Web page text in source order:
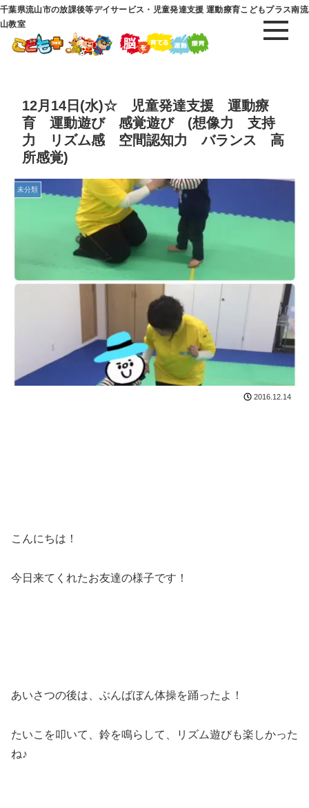
千葉県流山市の放課後等デイサービス・児童発達支援 運動療育こどもプラス南流
山教室
12月14日(水)☆ 児童発達支援 運動療
育 運動遊び 感覚遊び (想像力 支持
力 リズム感 空間認知力 バランス 高
所感覚)
未分類
2016.12.14
こんにちは！
今日来てくれたお友達の様子です！
あいさつの後は、ぶんばぼん体操を踊ったよ！
たいこを叩いて、鈴を鳴らして、リズム遊びも楽しかった
ね♪